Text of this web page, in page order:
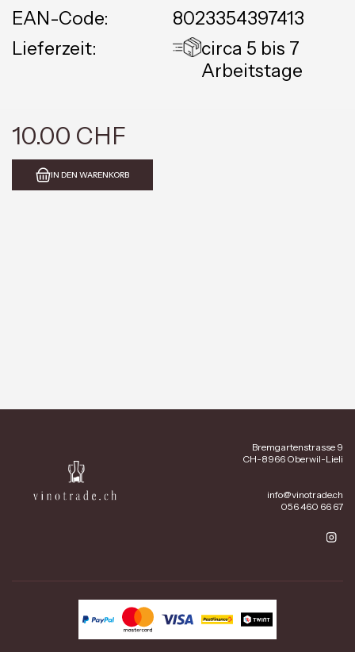
EAN-Code:
8023354397413
Lieferzeit:
circa 5 bis 7
Arbeitstage
10.00 CHF
IN DEN WARENKORB
Bremgartenstrasse 9
CH-8966 Oberwil-Lieli
info@vinotrade.ch
056 460 66 67